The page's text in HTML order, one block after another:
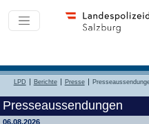
LPD Berichte Presse
Presseaussendungen
06.08.2026